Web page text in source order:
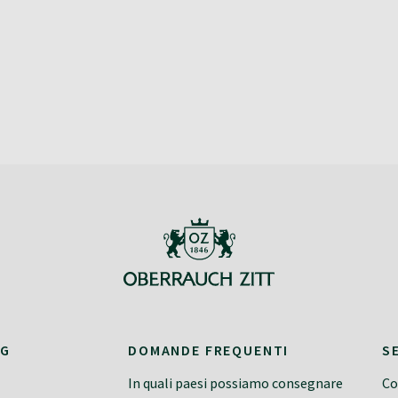
DOMANDE FREQUENTI
In quali paesi possiamo consegnare